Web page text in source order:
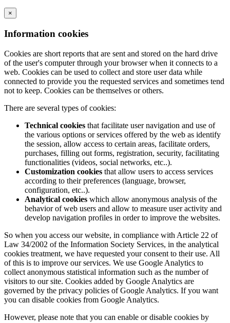
×
Information cookies
Cookies are short reports that are sent and stored on the hard drive
of the user's computer through your browser when it connects to a
web. Cookies can be used to collect and store user data while
connected to provide you the requested services and sometimes tend
not to keep. Cookies can be themselves or others.
There are several types of cookies:
Technical cookies that facilitate user navigation and use of
the various options or services offered by the web as identify
the session, allow access to certain areas, facilitate orders,
purchases, filling out forms, registration, security, facilitating
functionalities (videos, social networks, etc..).
Customization cookies that allow users to access services
according to their preferences (language, browser,
configuration, etc..).
Analytical cookies which allow anonymous analysis of the
behavior of web users and allow to measure user activity and
develop navigation profiles in order to improve the websites.
So when you access our website, in compliance with Article 22 of
Law 34/2002 of the Information Society Services, in the analytical
cookies treatment, we have requested your consent to their use. All
of this is to improve our services. We use Google Analytics to
collect anonymous statistical information such as the number of
visitors to our site. Cookies added by Google Analytics are
governed by the privacy policies of Google Analytics. If you want
you can disable cookies from Google Analytics.
However, please note that you can enable or disable cookies by